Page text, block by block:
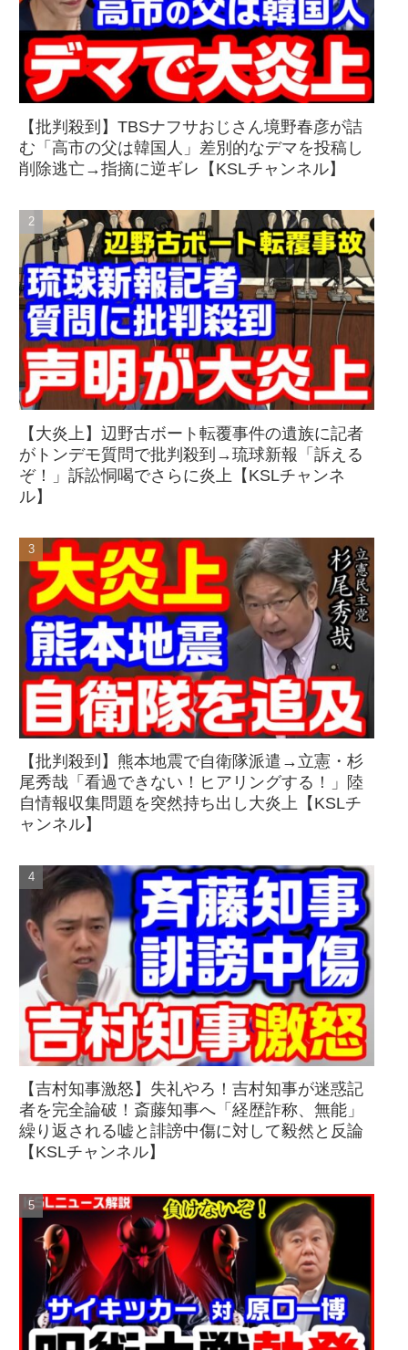
【批判殺到】TBSナフサおじさん境野春彦が詰
む「高市の父は韓国人」差別的なデマを投稿し
削除逃亡→指摘に逆ギレ【KSLチャンネル】
【大炎上】辺野古ボート転覆事件の遺族に記者
がトンデモ質問で批判殺到→琉球新報「訴える
ぞ！」訴訟恫喝でさらに炎上【KSLチャンネ
ル】
【批判殺到】熊本地震で自衛隊派遣→立憲・杉
尾秀哉「看過できない！ヒアリングする！」陸
自情報収集問題を突然持ち出し大炎上【KSLチ
ャンネル】
【吉村知事激怒】失礼やろ！吉村知事が迷惑記
者を完全論破！斎藤知事へ「経歴詐称、無能」
繰り返される嘘と誹謗中傷に対して毅然と反論
【KSLチャンネル】